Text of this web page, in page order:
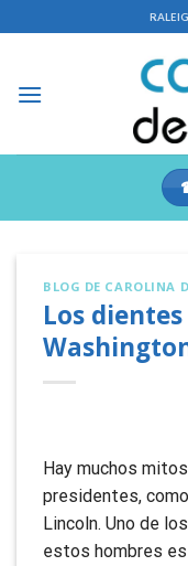
al
BLOG DE CAROLINA
Los
Hay muchos
presidentes,
Lincoln. Uno de
estos hombres